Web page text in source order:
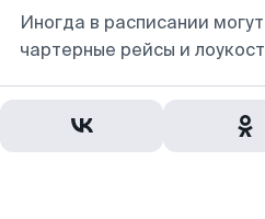
Иногда в расписании
чартерные рейсы и